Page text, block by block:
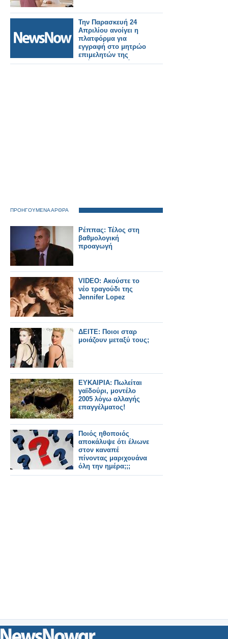
Την Παρασκευή 24
Απριλίου ανοίγει η
πλατφόρμα για
εγγραφή στο μητρώο
επιμελητών της
δράσης “Νταντάδες
ΠΡΟΗΓΟΥΜΕΝΑ ΑΡΘΡΑ
Ρέππας: Τέλος στη
βαθμολογική
προαγωγή
VIDEO: Ακούστε το
νέο τραγούδι της
Jennifer Lopez
ΔΕΙΤΕ: Ποιοι σταρ
μοιάζουν μεταξύ τους;
ΕΥΚΑΙΡΙΑ: Πωλείται
γαϊδούρι, μοντέλο
2005 λόγω αλλαγής
επαγγέλματος!
Ποιός ηθοποιός
αποκάλυψε ότι έλιωνε
στον καναπέ
πίνοντας μαριχουάνα
όλη την ημέρα;;;